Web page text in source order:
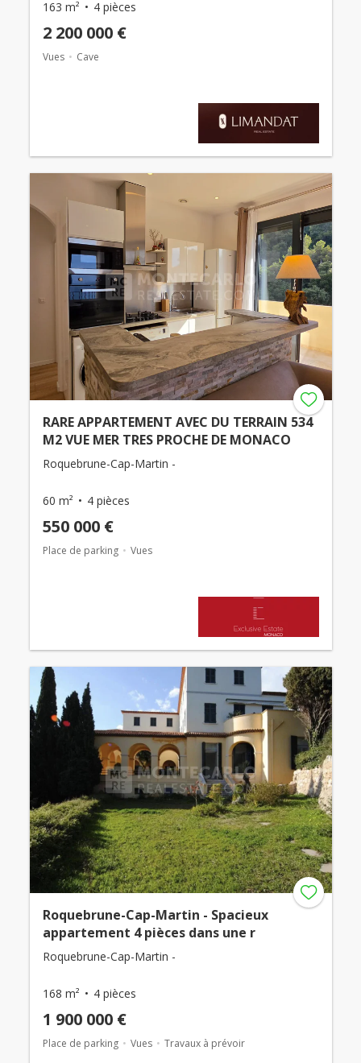
163 m² 4 pièces
2 200 000 €
Vues Cave
RARE APPARTEMENT AVEC DU TERRAIN 534
M2 VUE MER TRES PROCHE DE MONACO
Roquebrune-Cap-Martin -
60 m² 4 pièces
550 000 €
Place de parking Vues
Roquebrune-Cap-Martin - Spacieux
appartement 4 pièces dans une r
Roquebrune-Cap-Martin -
168 m² 4 pièces
1 900 000 €
Place de parking Vues Travaux à prévoir